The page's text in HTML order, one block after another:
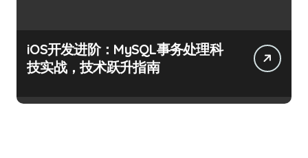
iOS开发进阶：MySQL事务处理科
技实战，技术跃升指南